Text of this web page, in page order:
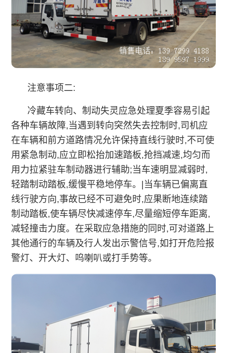
注意事项二:
冷藏车转向、制动失灵应急处理夏季容易引起
各种车辆故障,当遇到转向突然失去控制时,司机应
在车辆和前方道路情况允许保持直线行驶时,不可使
用紧急制动,应立即松抬加速踏板,抢挡减速,均匀而
用力拉紧驻车制动器进行辅助;当车速明显减弱时,
轻踏制动踏板,缓慢平稳地停车。|当车辆已偏离直
线行驶方向,事故已经不可避免时,应果断地连续踏
制动踏板,使车辆尽快减速停车,尽量缩短停车距离,
减轻撞击力度。在采取应急措施的同时,可对道路上
其他通行的车辆及行人发出示警信号,如打开危险报
警灯、开大灯、呜喇叭或打手势等。